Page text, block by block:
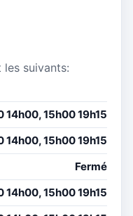
suivants:
14h00, 15h00 19h15
14h00, 15h00 19h15
Fermé
14h00, 15h00 19h15